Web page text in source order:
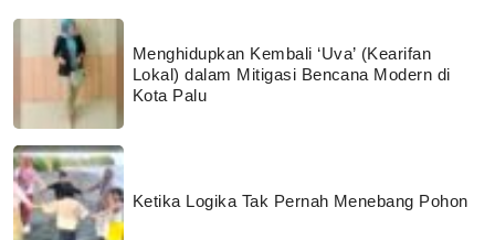
Menghidupkan Kembali ‘Uva’ (Kearifan
Lokal) dalam Mitigasi Bencana Modern di
Kota Palu
Ketika Logika Tak Pernah Menebang Pohon